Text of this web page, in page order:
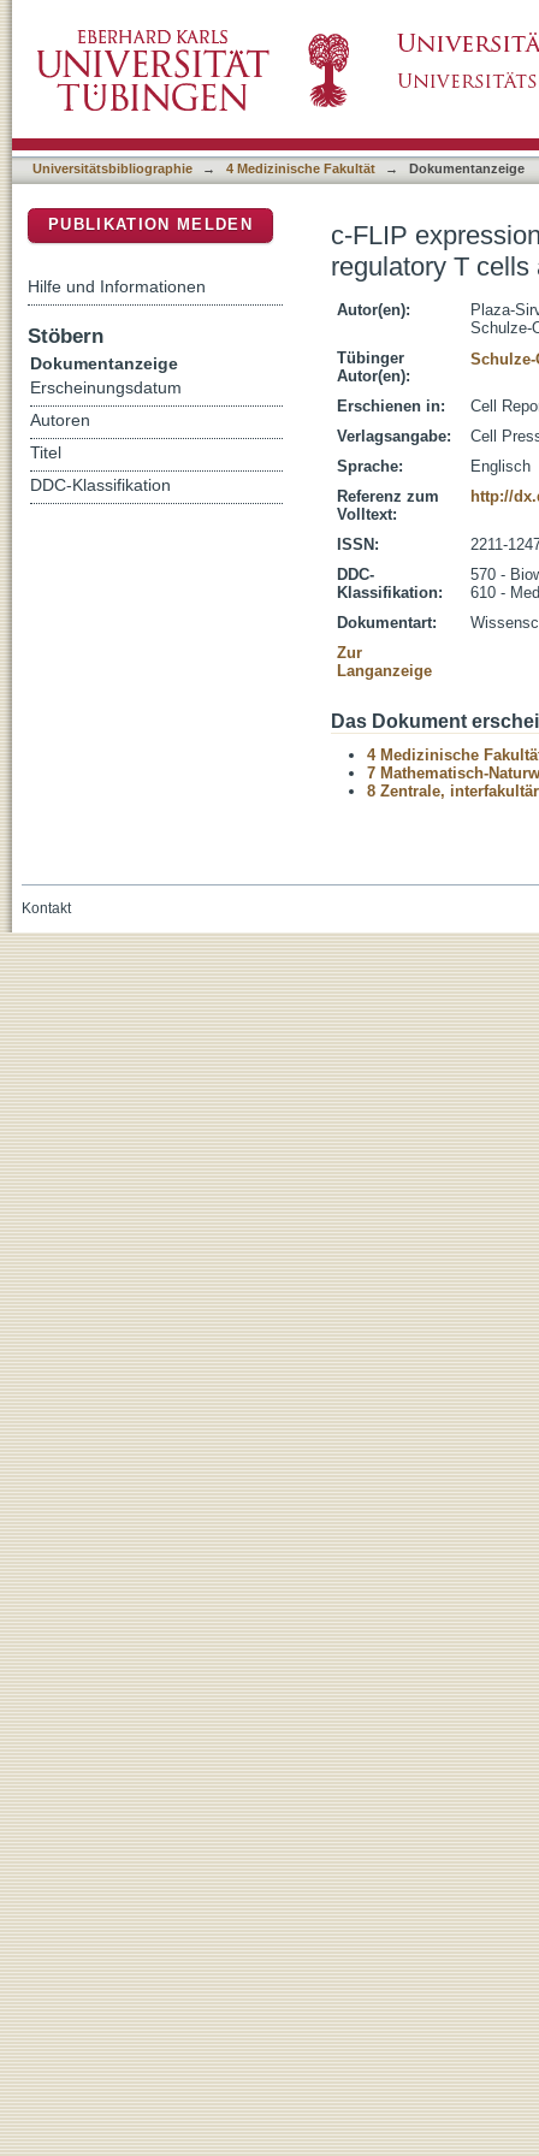
prevention of autoimmunity
Universitätsbibliographie → 4 Medizinische Fakultät → Dokumentanzeige
c-FLIP
regulatory T
Autor(en):
Plaza-
Schulze-
Tübinger
Autor(en):
Erschienen in:
Cell
Verlagsangabe:
Cell
Sprache:
Englisch
Referenz zum
Volltext:
http://
ISSN:
2211-
DDC-
Klassifikation:
570 -
610 -
Dokumentart:
Zur
Langanzeige
Das Dokument
4 Medizinische
7 Mathematisch-
8 Zentrale,
PUBLIKATION MELDEN
Hilfe und Informationen
Stöbern
Dokumentanzeige
Erscheinungsdatum
Autoren
Titel
DDC-Klassifikation
Kontakt